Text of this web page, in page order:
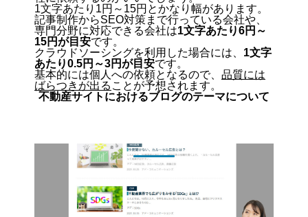
1文字あたり1円～15円とかなり幅があります。
記事制作からSEO対策まで行っている会社や、
専門分野に対応できる会社は1文字あたり6円～
15円が目安です。
クラウドソーシングを利用した場合には、 1文字
あたり0.5円～3円が目安です。
基本的には個人への依頼となるので、 品質には
ばらつきが出る ことが予想されます。
不動産サイトにおけるブログのテーマについて